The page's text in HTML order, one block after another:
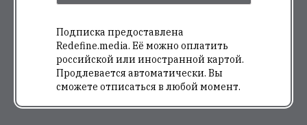
Подписка предоставлена
Redefine.media. Её можно оплатить
российской или иностранной картой.
Продлевается автоматически. Вы
сможете отписаться в любой момент.